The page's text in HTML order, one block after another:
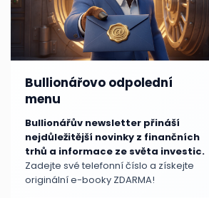
Bullionářovo odpolední
menu
Bullionářův newsletter přináší
nejdůležitější novinky z finančních
trhů a informace ze světa investic.
Zadejte své telefonní číslo a získejte
originální e-booky ZDARMA!